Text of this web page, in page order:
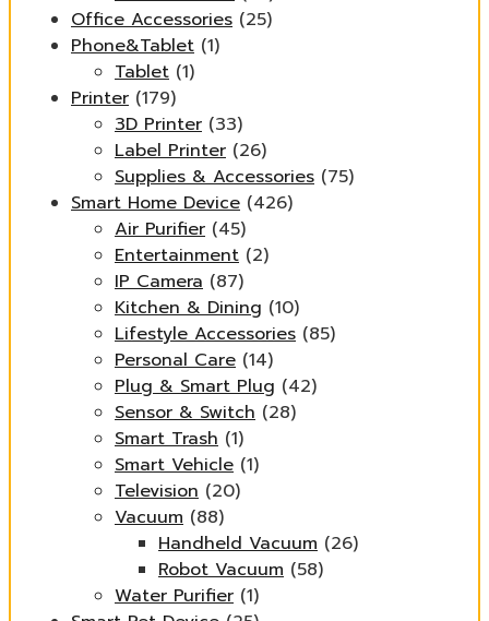
Office Accessories (25)
Phone&Tablet (1)
Tablet (1)
Printer (179)
3D Printer (33)
Label Printer (26)
Supplies & Accessories (75)
Smart Home Device (426)
Air Purifier (45)
Entertainment (2)
IP Camera (87)
Kitchen & Dining (10)
Lifestyle Accessories (85)
Personal Care (14)
Plug & Smart Plug (42)
Sensor & Switch (28)
Smart Trash (1)
Smart Vehicle (1)
Television (20)
Vacuum (88)
Handheld Vacuum (26)
Robot Vacuum (58)
Water Purifier (1)